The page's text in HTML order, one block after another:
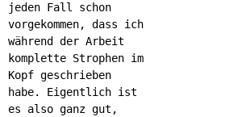
jeden Fall schon
vorgekommen, dass ich
während der Arbeit
komplette Strophen im
Kopf geschrieben
habe. Eigentlich ist
es also ganz gut,